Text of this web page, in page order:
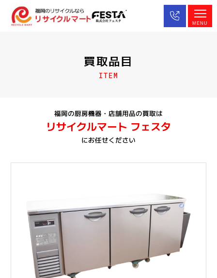
買取品目
ITEM
福岡の厨房機器・店舗用品の買取は
リサイクルマート フェスタ
にお任せください
MENU